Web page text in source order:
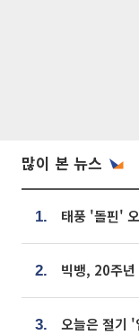
많이 본 뉴스
1.
2.
3. 오늘은 절기